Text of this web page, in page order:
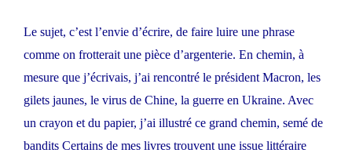
Le sujet, c’est l’envie d’écrire, de faire luire une phrase
comme on frotterait une pièce d’argenterie. En chemin, à
mesure que j’écrivais, j’ai rencontré le président Macron, les
gilets jaunes, le virus de Chine, la guerre en Ukraine. Avec
un crayon et du papier, j’ai illustré ce grand chemin, semé de
bandits Certains de mes livres trouvent une issue littéraire